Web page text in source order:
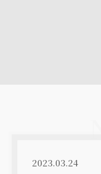
2023.03.24